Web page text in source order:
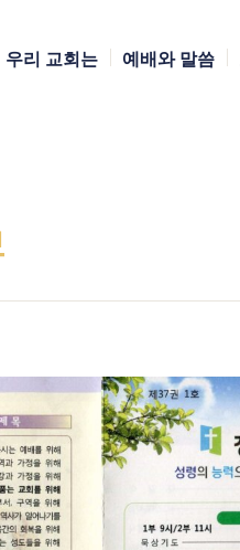
우리 교회는 예배와 말씀